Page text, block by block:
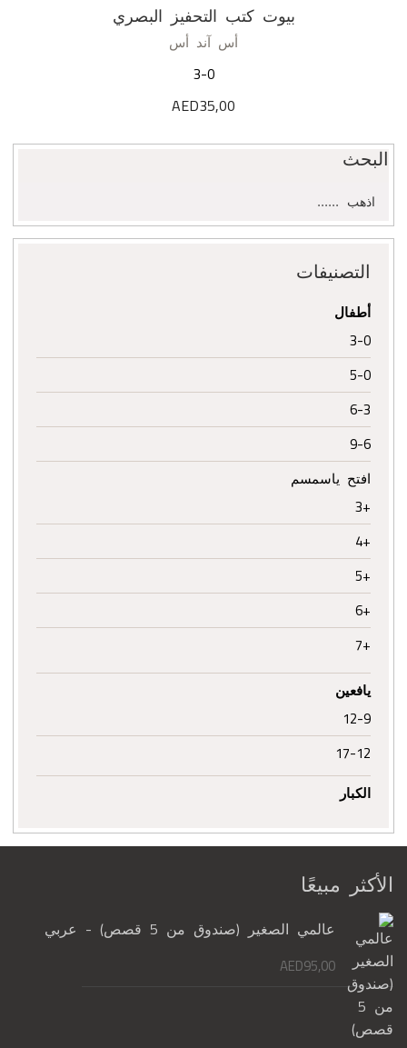
بيوت كتب التحفيز البصري
أس آند أس
3-0
AED35,00
البحث
البحث
عن:
اذهب
التصنيفات
أطفال
3-0
5-0
6-3
9-6
افتح ياسمسم
+3
+4
+5
+6
+7
يافعين
12-9
17-12
الكبار
الأكثر مبيعًا
عالمي الصغير (صندوق من 5 قصص) - عربي
AED95,00